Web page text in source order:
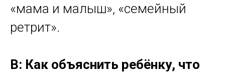
«мама и малыш», «семейный
ретрит».
В: Как объяснить ребёнку, что